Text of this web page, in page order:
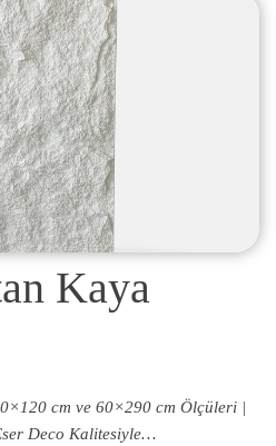
Kaya
cm ve 60×290 cm Ölçüleri |
Deco Kalitesiyle…